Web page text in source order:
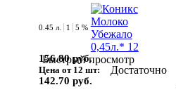
Быстрый просмотр
0.45 л. 1 5 %
156.80 руб.
Цена от 12 шт:
142.70 руб.
Достаточно